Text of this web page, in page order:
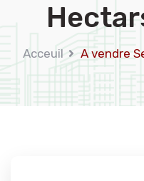
Acceuil A vendre